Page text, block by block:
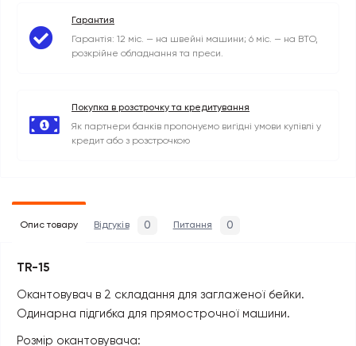
Гарантия
Гарантія: 12 міс. — на швейні машини; 6 міс. — на ВТО,
розкрійне обладнання та преси.
Покупка в розстрочку та кредитування
Як партнери банків пропонуємо вигідні умови купівлі у
кредит або з розстрочкою
Опис товару Відгуків 0 Питання 0
TR-15
Окантовувач в 2 складання для заглаженої бейки.
Одинарна підгибка для прямострочної машини.
Розмір окантовувача: